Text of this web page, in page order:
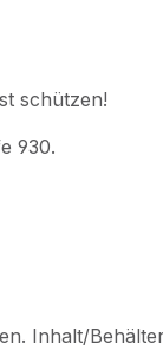
schützen!
930.
Inhalt/